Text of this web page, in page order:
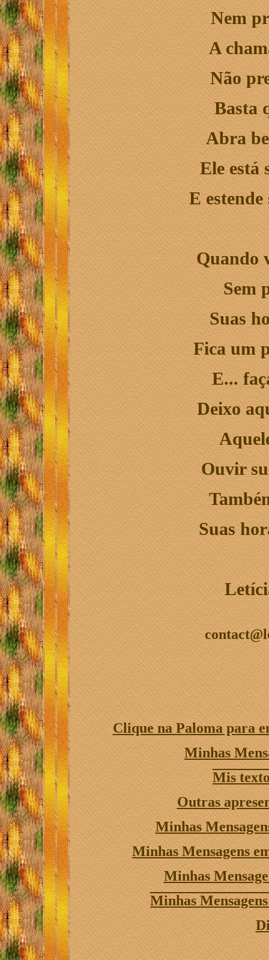
Nem
A
Não
Basta
Abra
Ele está
E
Quando
Sem
Suas
Fica um
E...
Deixo
Ouvir
Suas
Clique na Paloma para
Minhas
Mis
Outras
Minhas
Minhas Mensagens
Minhas
Minhas